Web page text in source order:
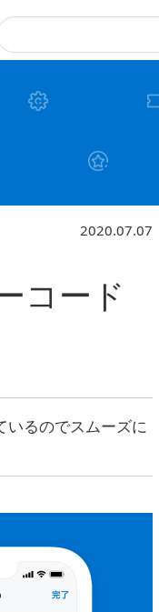
2020.07.07
コード
いるのでスムーズに